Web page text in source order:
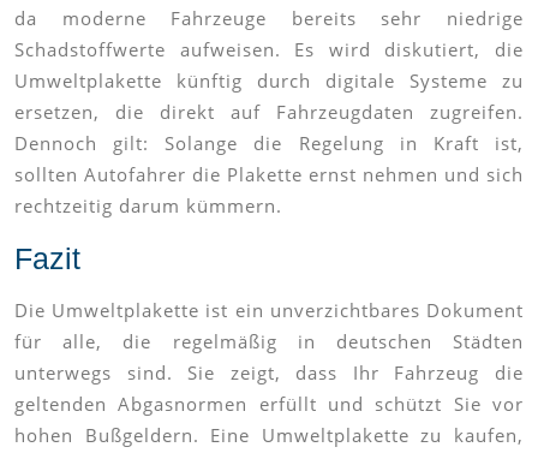
da moderne Fahrzeuge bereits sehr niedrige
Schadstoffwerte aufweisen. Es wird diskutiert, die
Umweltplakette künftig durch digitale Systeme zu
ersetzen, die direkt auf Fahrzeugdaten zugreifen.
Dennoch gilt: Solange die Regelung in Kraft ist,
sollten Autofahrer die Plakette ernst nehmen und sich
rechtzeitig darum kümmern.
Fazit
Die Umweltplakette ist ein unverzichtbares Dokument
für alle, die regelmäßig in deutschen Städten
unterwegs sind. Sie zeigt, dass Ihr Fahrzeug die
geltenden Abgasnormen erfüllt und schützt Sie vor
hohen Bußgeldern. Eine Umweltplakette zu kaufen,